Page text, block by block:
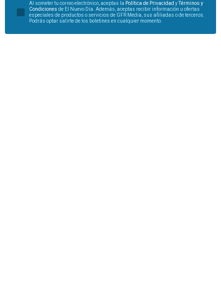
Al someter tu correo electrónico, aceptas la Política de Privacidad yTérminos y
Condiciones de El Nuevo Día. Además, aceptas recibir información u ofertas
especiales de productos o servicios de GFR Media, sus afiliadas o de terceros.
Podrás optar salirte de los boletines en cualquier momento.